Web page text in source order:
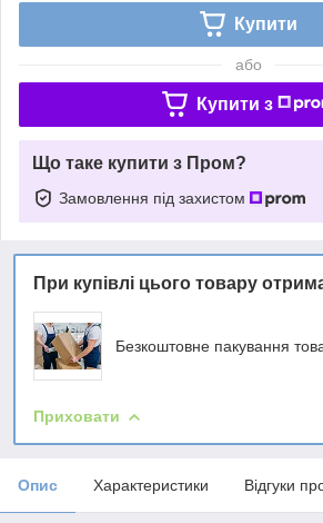
Купити
або
Купити з
Що таке купити з Пром?
Замовлення під захистом
При купівлі цього товару
Безкоштовне пакування
Приховати
Опис Характеристики Відгуки